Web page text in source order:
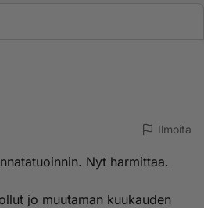
Ilmoita
Nyt harmittaa.
jo muutaman kuukauden